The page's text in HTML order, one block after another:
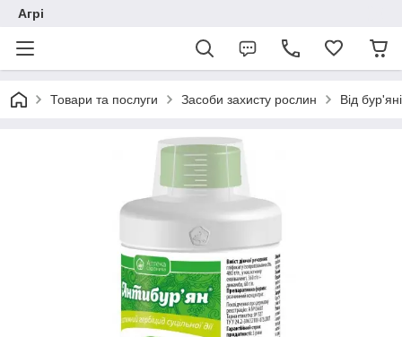
Агрі
Товари та послуги Засоби захисту рослин Від